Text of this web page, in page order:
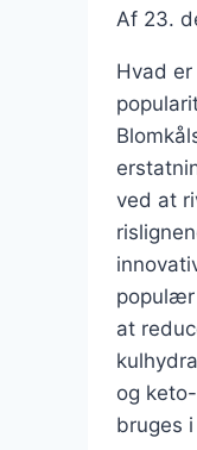
Af 23.
Hvad
ved at
populær
at
og
bruges